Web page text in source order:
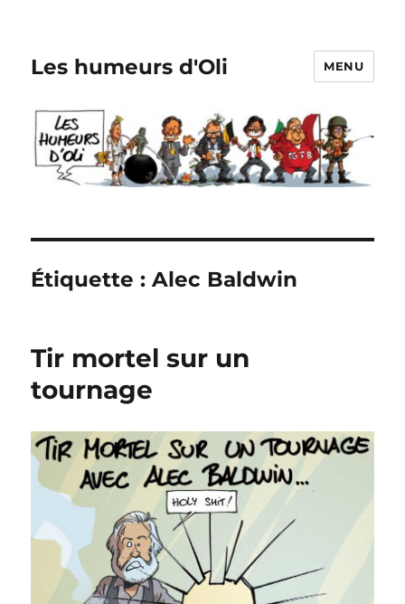
Les humeurs d'Oli MENU
Étiquette :Alec Baldwin
Tir mortel sur un
tournage